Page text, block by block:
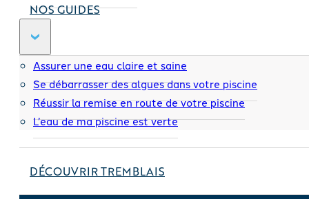
NOS GUIDES
Assurer une eau claire et saine
Se débarrasser des algues dans votre piscine
Réussir la remise en route de votre piscine
L’eau de ma piscine est verte
DÉCOUVRIR TREMBLAIS